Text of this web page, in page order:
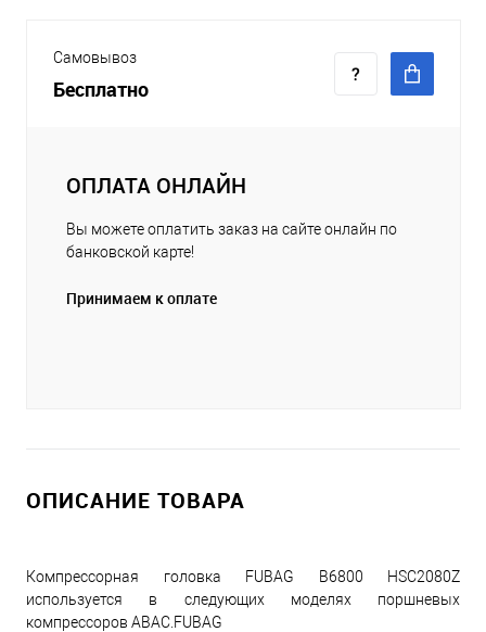
Самовывоз
Бесплатно
ОПЛАТА ОНЛАЙН
Вы можете оплатить заказ на сайте онлайн по
банковской карте!
Принимаем к оплате
ОПИСАНИЕ ТОВАРА
Компрессорная головка FUBAG B6800 HSC2080Z
используется в следующих моделях поршневых
компрессоров ABAC.FUBAG